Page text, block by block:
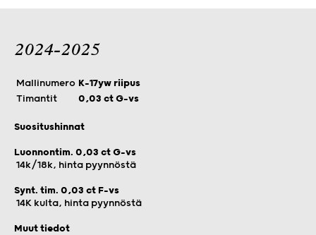
2024-2025
Mallinumero K-17yw riipus
Timantit
0,03 ct G-vs
Suositushinnat
Luonnontim. 0,03 ct G-vs
14k/18k, hinta pyynnöstä
Synt. tim. 0,03 ct F-vs
14K kulta, hinta pyynnöstä
Muut tiedot